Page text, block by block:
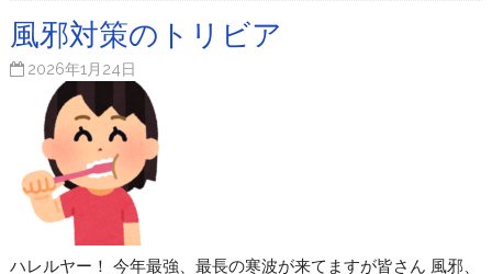
風邪対策のトリビア
2026年1月24日
ハレルヤー！ 今年最強、最長の寒波が来てますが皆さん 風邪、